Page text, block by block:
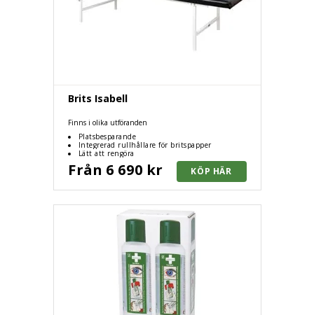
Brits Isabell
Finns i olika utföranden
Platsbesparande
Integrerad rullhållare för britspapper
Lätt att rengöra
Från 6 690 kr